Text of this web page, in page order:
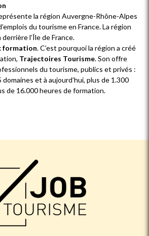
la région Auvergne-Rhône-Alpes
du tourisme en France. La région
l’Île de France.
formation. C’est pourquoi la région a créé
Trajectoires Tourisme. Son offre
du tourisme, publics et privés :
et à aujourd’hui, plus de 1.300
de 16.000 heures de formation.